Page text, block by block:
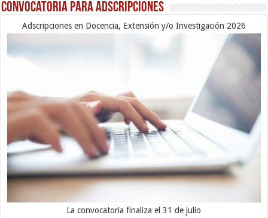
Convocatoria para Adscripciones
Adscripciones en Docencia, Extensión y/o Investigación 2026
La convocatoria finaliza el 31 de julio